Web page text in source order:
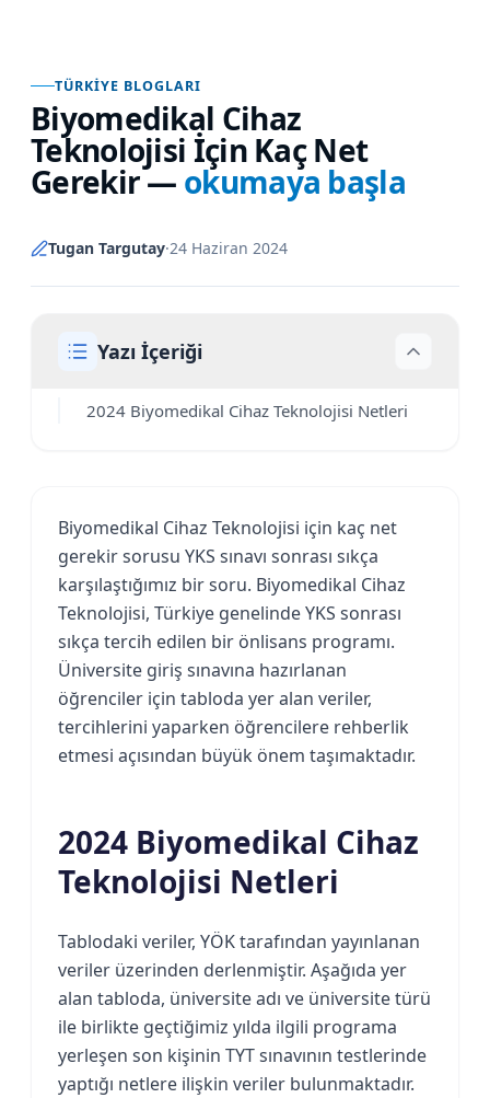
TÜRKIYE BLOGLARI
Biyomedikal Cihaz
Teknolojisi İçin Kaç Net
Gerekir— okumaya başla
Tugan Targutay·24 Haziran 2024
Yazı İçeriği
2024 Biyomedikal Cihaz Teknolojisi Netleri
Biyomedikal Cihaz Teknolojisi için kaç net
gerekir sorusu YKS sınavı sonrası sıkça
karşılaştığımız bir soru. Biyomedikal Cihaz
Teknolojisi, Türkiye genelinde YKS sonrası
sıkça tercih edilen bir önlisans programı.
Üniversite giriş sınavına hazırlanan
öğrenciler için tabloda yer alan veriler,
tercihlerini yaparken öğrencilere rehberlik
etmesi açısından büyük önem taşımaktadır.
2024 Biyomedikal Cihaz
Teknolojisi Netleri
Tablodaki veriler, YÖK tarafından yayınlanan
veriler üzerinden derlenmiştir. Aşağıda yer
alan tabloda, üniversite adı ve üniversite türü
ile birlikte geçtiğimiz yılda ilgili programa
yerleşen son kişinin TYT sınavının testlerinde
yaptığı netlere ilişkin veriler bulunmaktadır.